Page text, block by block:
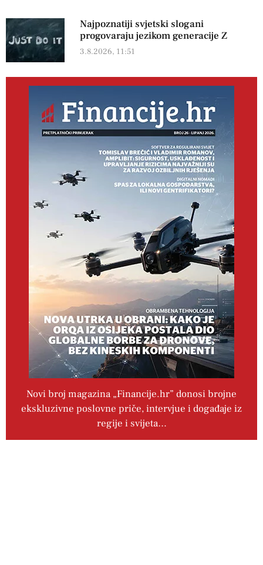
Najpoznatiji svjetski slogani
progovaraju jezikom generacije Z
3.8.2026, 11:51
Novi broj magazina „Financije.hr” donosi brojne
ekskluzivne poslovne priče, intervjue i događaje iz
regije i svijeta…